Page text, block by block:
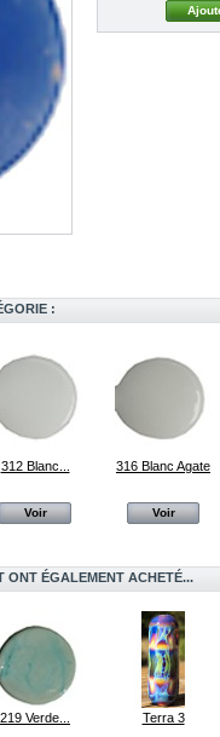
:
312 Blanc...
Voir
316 Blanc Agate
Voir
ONT ÉGALEMENT ACHETÉ...
219 Verde... Terra 3